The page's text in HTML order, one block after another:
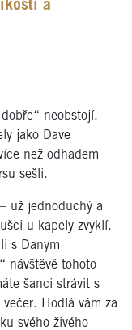
a
neobstojí,
jako Dave
než odhadem
sešli.
už jednoduchý a
u kapely zvyklí.
s Danym
návštěvě tohoto
šanci strávit s
Hodlá vám za
svého živého